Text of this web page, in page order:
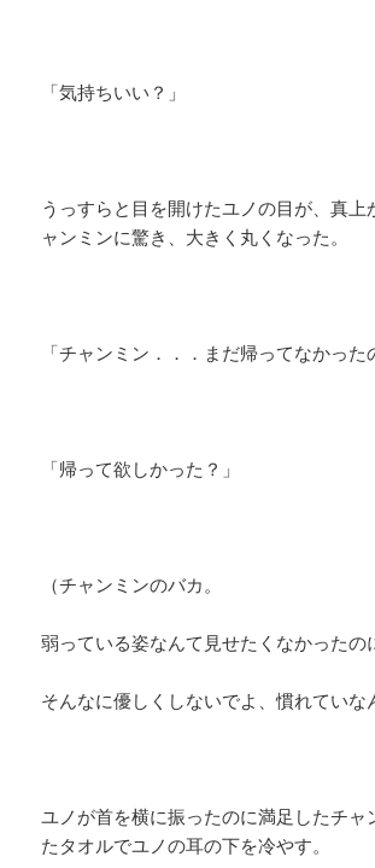
「気持ちいい？」
うっすらと目を開けたユノの目が、真上
ャンミンに驚き、大きく丸くなった。
「チャンミン．．．まだ帰ってなかった
「帰って欲しかった？」
（チャンミンのバカ。
弱っている姿なんて見せたくなかったの
そんなに優しくしないでよ、慣れていな
ユノが首を横に振ったのに満足したチャ
たタオルでユノの耳の下を冷やす。